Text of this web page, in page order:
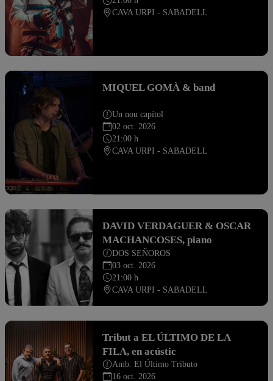
CAVA URPI - SABADELL
MIQUEL GOMÀ & band
Un nou capítol
02 oct. 2026
21:00 h
CAVA URPI - SABADELL
DAVID VERDAGUER & OSCAR
MACHANCOSES, piano
DOS SEÑOROS
03 oct. 2026
21:00 h
CAVA URPI - SABADELL
Tribut a EL ÚLTIMO DE LA
FILA, en acústic
Amb: El Último Tributo
16 oct. 2026